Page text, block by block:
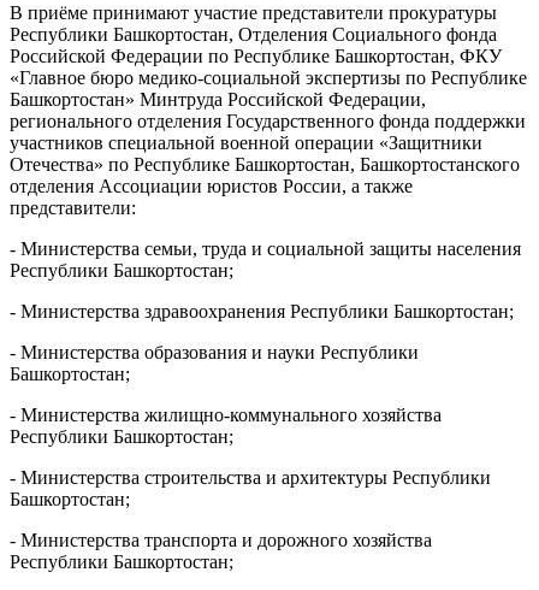
В приёме принимают участие представители прокуратуры
Республики Башкортостан, Отделения Социального фонда
Российской Федерации по Республике Башкортостан, ФКУ
«Главное бюро медико-социальной экспертизы по Республике
Башкортостан» Минтруда Российской Федерации,
регионального отделения Государственного фонда поддержки
участников специальной военной операции «Защитники
Отечества» по Республике Башкортостан, Башкортостанского
отделения Ассоциации юристов России, а также
представители:
- Министерства семьи, труда и социальной защиты населения
Республики Башкортостан;
- Министерства здравоохранения Республики Башкортостан;
- Министерства образования и науки Республики
Башкортостан;
- Министерства жилищно-коммунального хозяйства
Республики Башкортостан;
- Министерства строительства и архитектуры Республики
Башкортостан;
- Министерства транспорта и дорожного хозяйства
Республики Башкортостан;